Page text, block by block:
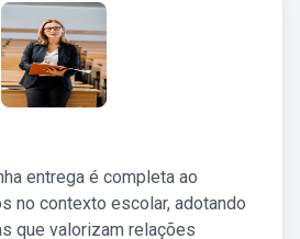
entrega é completa ao
no contexto escolar, adotando
que valorizam relações